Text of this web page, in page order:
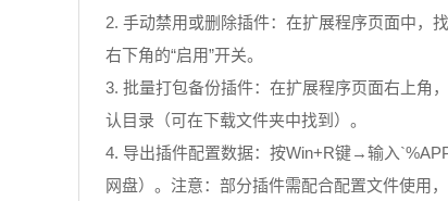
2. 手动禁用或删除插件：在扩展程序页面中，
右下角的“启用”开关。
3. 批量打包备份插件：在扩展程序页面右上角
认目录（可在下载文件夹中找到）。
4. 导出插件配置数据：按Win+R键→输入
网盘）。注意：部分插件需配合配置文件使用